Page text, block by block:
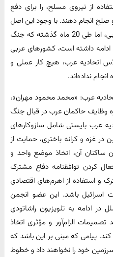
از نیروی مسلح، را برای دفع
صلح انجام دهند. با وجود این اصل
مورد توافق در میان کشورهای عربی، اما طی 20 ماه گذشته که جنگ
داشته است، کشورهای عربی
اتحادیه عرب، هیچ کار عملی و
نداده‌اند.
عرب: «محمد محمود مهران»،
وظایف حاکمان عرب در قبال جنگ
عرب بایستی شامل سازوکارهای
غزه و کرانه باختری، حمایت از
ساکنان آن، اتخاذ موضع واحد و
کردن توافقنامه دفاع مشترک
و استفاده از اهرم‌های اقتصادی
اسرائیل باشد. این عضو انجمن‌
در ادامه به تلویزیون راشاتودی
الزام‌آور و مؤثری اتخاذ
پیامی که مبنی بر این باشد که
خود را نخواهند داد و خطوط